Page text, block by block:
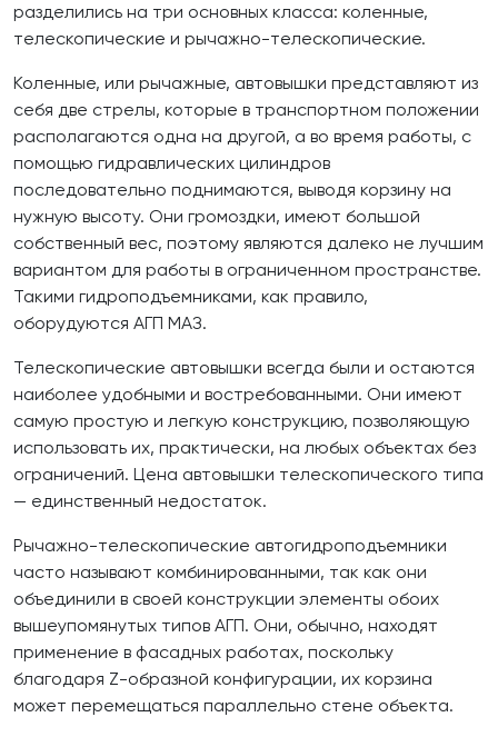
разделились на три основных класса: коленные,
телескопические и рычажно-телескопические.
Коленные, или рычажные, автовышки представляют из
себя две стрелы, которые в транспортном положении
располагаются одна на другой, а во время работы, с
помощью гидравлических цилиндров
последовательно поднимаются, выводя корзину на
нужную высоту. Они громоздки, имеют большой
собственный вес, поэтому являются далеко не лучшим
вариантом для работы в ограниченном пространстве.
Такими гидроподъемниками, как правило,
оборудуются АГП МАЗ.
Телескопические автовышки всегда были и остаются
наиболее удобными и востребованными. Они имеют
самую простую и легкую конструкцию, позволяющую
использовать их, практически, на любых объектах без
ограничений. Цена автовышки телескопического типа
— единственный недостаток.
Рычажно-телескопические автогидроподъемники
часто называют комбинированными, так как они
объединили в своей конструкции элементы обоих
вышеупомянутых типов АГП. Они, обычно, находят
применение в фасадных работах, поскольку
благодаря Z-образной конфигурации, их корзина
может перемещаться параллельно стене объекта.